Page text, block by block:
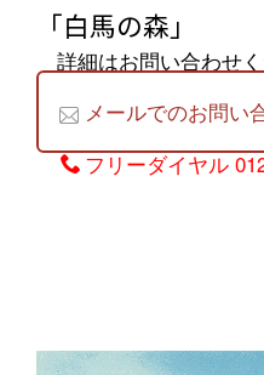
「白馬の森」
詳細はお問い合わせく
メールでのお問い
フリーダイヤル